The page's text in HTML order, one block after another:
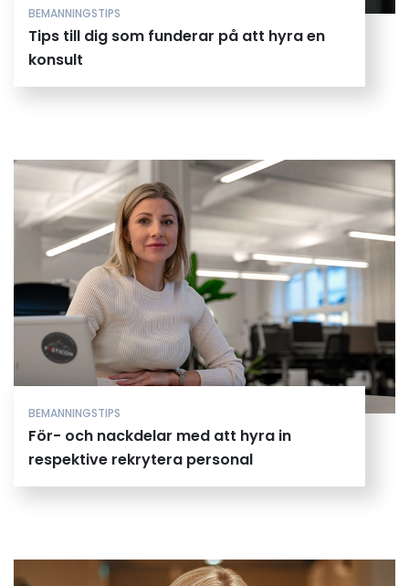
BEMANNINGSTIPS
Tips till dig som funderar på att hyra en
konsult
BEMANNINGSTIPS
För- och nackdelar med att hyra in
respektive rekrytera personal